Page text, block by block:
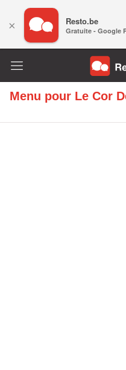
Menu pour Le Cor
× Resto.be
Gratuite - Google